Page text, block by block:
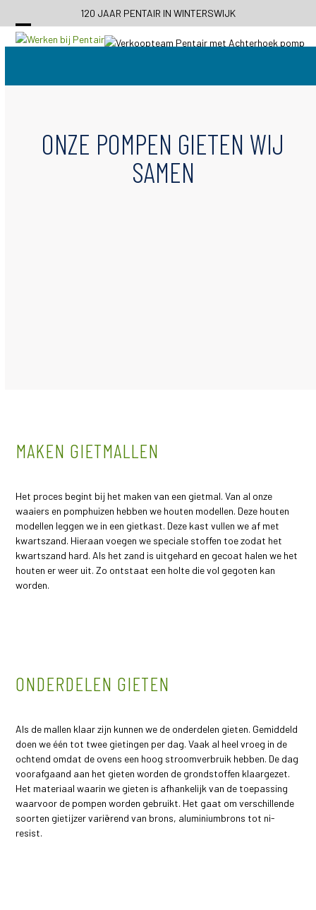
content
120 JAAR PENTAIR IN WINTERSWIJK
ONZE POMPEN GIETEN WIJ
SAMEN
MAKEN GIETMALLEN
Het proces begint bij het maken van een gietmal. Van al onze
waaiers en pomphuizen hebben we houten modellen. Deze houten
modellen leggen we in een gietkast. Deze kast vullen we af met
kwartszand. Hieraan voegen we speciale stoffen toe zodat het
kwartszand hard. Als het zand is uitgehard en gecoat halen we het
houten er weer uit. Zo ontstaat een holte die vol gegoten kan
worden.
ONDERDELEN GIETEN
Als de mallen klaar zijn kunnen we de onderdelen gieten. Gemiddeld
doen we één tot twee gietingen per dag. Vaak al heel vroeg in de
ochtend omdat de ovens een hoog stroomverbruik hebben. De dag
voorafgaand aan het gieten worden de grondstoffen klaargezet.
Het materiaal waarin we gieten is afhankelijk van de toepassing
waarvoor de pompen worden gebruikt. Het gaat om verschillende
soorten gietijzer variërend van brons, aluminiumbrons tot ni-
resist.